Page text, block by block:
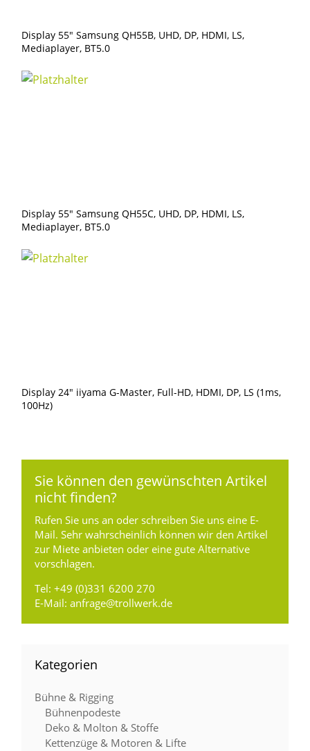
Display 55″ Samsung QH55B, UHD, DP, HDMI, LS,
Mediaplayer, BT5.0
Display 55″ Samsung QH55C, UHD, DP, HDMI, LS,
Mediaplayer, BT5.0
Display 24″ iiyama G-Master, Full-HD, HDMI, DP, LS (1ms,
100Hz)
Sie können den gewünschten Artikel
nicht finden?
Rufen Sie uns an oder schreiben Sie uns eine E-
Mail. Sehr wahrscheinlich können wir den Artikel
zur Miete anbieten oder eine gute Alternative
vorschlagen.
Tel:+49 (0)331 6200 270
E-Mail:anfrage@trollwerk.de
Kategorien
Bühne & Rigging
Bühnenpodeste
Deko & Molton & Stoffe
Kettenzüge & Motoren & Lifte